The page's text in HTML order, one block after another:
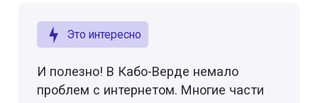
Это интересно
И полезно! В Кабо-Верде немало
проблем с интернетом. Многие части